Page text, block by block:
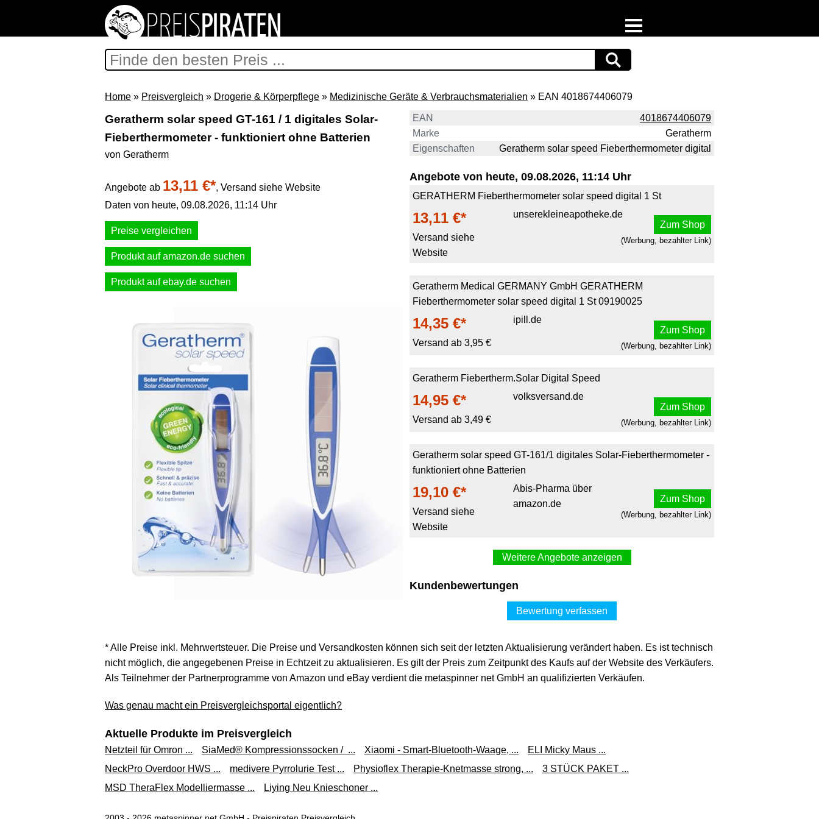
Support & Newsletter
Datenschutz
Impressum
Home » Preisvergleich » Drogerie & Körperpflege » Medizinische Geräte & Verbrauchsmaterialien » EAN 4018674406079
Geratherm solar speed GT-161 / 1 digitales Solar-
Fieberthermometer - funktioniert ohne Batterien
von Geratherm
Angebote ab 13,11 €*, Versand siehe Website
Daten von heute, 09.08.2026, 11:14 Uhr
Preise vergleichen
Produkt auf amazon.de suchen
Produkt auf ebay.de suchen
EAN
4018674406079
Marke
Geratherm
Eigenschaften
Geratherm solar speed Fieberthermometer digital
Angebote von heute, 09.08.2026, 11:14 Uhr
GERATHERM Fieberthermometer solar speed digital 1 St
13,11 €*
Versand siehe
Website
unserekleineapotheke.de
Zum Shop
(Werbung, bezahlter Link)
Geratherm Medical GERMANY GmbH GERATHERM
Fieberthermometer solar speed digital 1 St 09190025
14,35 €*
Versand ab 3,95 €
ipill.de
Zum Shop
(Werbung, bezahlter Link)
Geratherm Fiebertherm.Solar Digital Speed
14,95 €*
Versand ab 3,49 €
volksversand.de
Zum Shop
(Werbung, bezahlter Link)
Geratherm solar speed GT-161/1 digitales Solar-Fieberthermometer -
funktioniert ohne Batterien
19,10 €*
Versand siehe
Website
Abis-Pharma über
amazon.de
Zum Shop
(Werbung, bezahlter Link)
Weitere Angebote anzeigen
ebay.de
GERATHERM Fiebertherm.solar digital speed 1 St
20,41 €*
ebay.de
Kundenbewertungen
Bewertung verfassen
* Alle Preise inkl. Mehrwertsteuer. Die Preise und Versandkosten können sich seit der letzten Aktualisierung verändert haben. Es ist technisch
nicht möglich, die angegebenen Preise in Echtzeit zu aktualisieren. Es gilt der Preis zum Zeitpunkt des Kaufs auf der Website des Verkäufers.
Als Teilnehmer der Partnerprogramme von Amazon und eBay verdient die metaspinner net GmbH an qualifizierten Verkäufen.
Was genau macht ein Preisvergleichsportal eigentlich?
Aktuelle Produkte im Preisvergleich
Netzteil für Omron ... SiaMed® Kompressionssocken / ... Xiaomi - Smart-Bluetooth-Waage, ...
ELI Micky Maus ...
NeckPro Overdoor HWS ...
medivere Pyrrolurie Test ... Physioflex Therapie-Knetmasse strong, ...
3 STÜCK PAKET ...
MSD TheraFlex Modelliermasse ...
Liying Neu Knieschoner ...